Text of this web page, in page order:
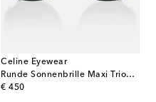
Celine Eyewear
Runde Sonnenbrille Maxi Triomphe
€ 450
original price